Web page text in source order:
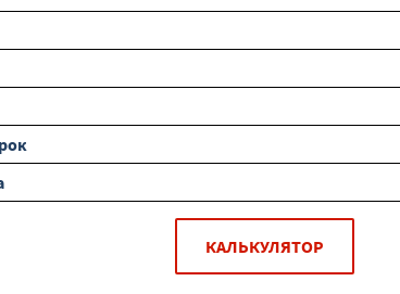
КАЛЬКУЛЯТОР